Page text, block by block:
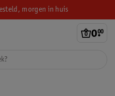
morgen in huis
0.
00